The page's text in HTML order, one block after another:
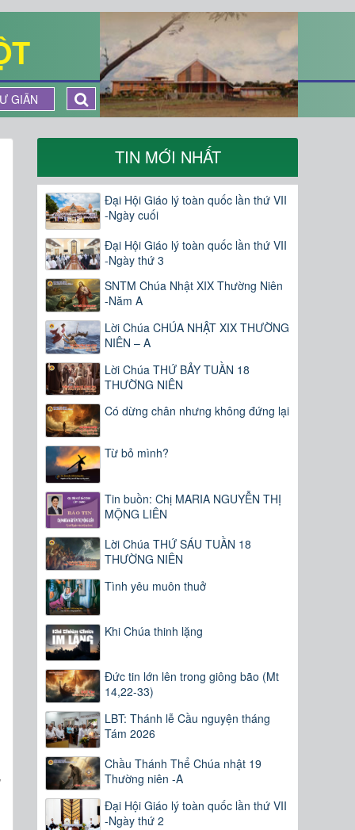
GIÃN
TIN MỚI NHẤT
Đại Hội Giáo lý toàn quốc lần thứ VII
-Ngày cuối
Đại Hội Giáo lý toàn quốc lần thứ VII
-Ngày thứ 3
SNTM Chúa Nhật XIX Thường Niên
-Năm A
Lời Chúa CHÚA NHẬT XIX THƯỜNG
NIÊN – A
Lời Chúa THỨ BẢY TUẦN 18
THƯỜNG NIÊN
Có dừng chân nhưng không đứng lại
Từ bỏ mình?
Tin buồn: Chị MARIA NGUYỄN THỊ
MỘNG LIÊN
Lời Chúa THỨ SÁU TUẦN 18
THƯỜNG NIÊN
Tình yêu muôn thuở
Khi Chúa thinh lặng
Đức tin lớn lên trong giông bão (Mt
14,22-33)
LBT: Thánh lễ Cầu nguyện tháng
Tám 2026
Chầu Thánh Thể Chúa nhật 19
Thường niên -A
Đại Hội Giáo lý toàn quốc lần thứ VII
-Ngày thứ 2